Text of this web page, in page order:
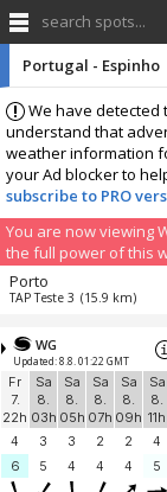
search spots...
We have detected
understand that
weather information
your Ad blocker to
subscribe to PRO
You are now viewing
the full power of this
Portugal - Espinho
Porto
TAP Teste 3 (15.9 km)
Santa Comba
scomba (23.4 km)
Santo Tirso
msistemas (37.5 km)
Portugal, Arouca,
Passadiços do Paiva
MyWay, Barra, Aveiro
WG
Updated: 8.8. 01:22 GMT
Fr
7.
22h
Sa
8.
03h
Sa
8.
05h
Sa
8.
07h
Sa
8.
09h
Sa
8.
11h
4
3 3 2 2 4
6
5 4 4 4 5